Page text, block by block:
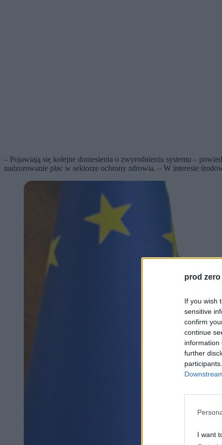
prod
If you wish
sensitive
confirm
continue
information
further
I want
– Pojawiają się kolejne doniesienia o zwyrodnieniu systemu –
nadzorowanie płac w sektorze ochrony zdrowia. – W interesie